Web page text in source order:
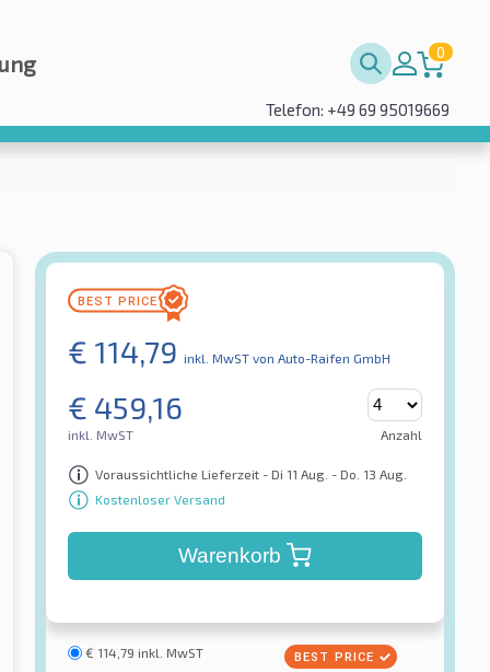
0
Telefon: +49 69 95019669
€ 114,79 inkl. MwST von Auto-Raifen GmbH
€ 459,16
inkl. MwST Anzahl
Voraussichtliche Lieferzeit - Di 11 Aug. - Do. 13 Aug.
Kostenloser Versand
Warenkorb
€ 114,79 inkl. MwST